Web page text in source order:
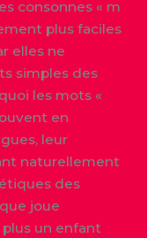
consonnes « m
plus faciles
elles ne
simples des
les mots «
en
leur
naturellement
des
joue
un enfant